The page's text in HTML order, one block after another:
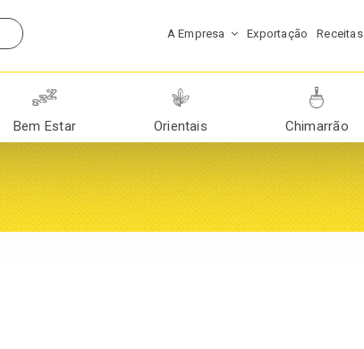
A Empresa Exportação Receitas
Bem Estar Orientais Chimarrão